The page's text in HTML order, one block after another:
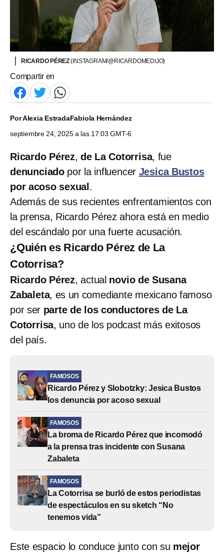
RICARDO PÉREZ(INSTAGRAM/@RICARDOMEDIJO)
Compartir en
PorAlexia EstradaFabiola Hernández
septiembre 24, 2025 a las 17:03 GMT-6
Ricardo Pérez, de La Cotorrisa, fue
denunciado por la influencer Jesica Bustos
por acoso sexual .
Además de sus recientes enfrentamientos con
la prensa, Ricardo Pérez ahora está en medio
del escándalo por una fuerte acusación.
¿Quién es Ricardo Pérez de La
Cotorrisa?
Ricardo Pérez, actual novio de Susana
Zabaleta, es un comediante mexicano famoso
por ser parte de los conductores de La
Cotorrisa, uno de los podcast más exitosos
del país.
FAMOSOS
Ricardo Pérez y Slobotzky: Jesica Bustos
los denuncia por acoso sexual
FAMOSOS
La broma de Ricardo Pérez que incomodó
a la prensa tras incidente con Susana
Zabaleta
FAMOSOS
La Cotorrisa se burló de estos periodistas
de espectáculos en su sketch “No
tenemos vida”
Este espacio lo conduce junto con su mejor